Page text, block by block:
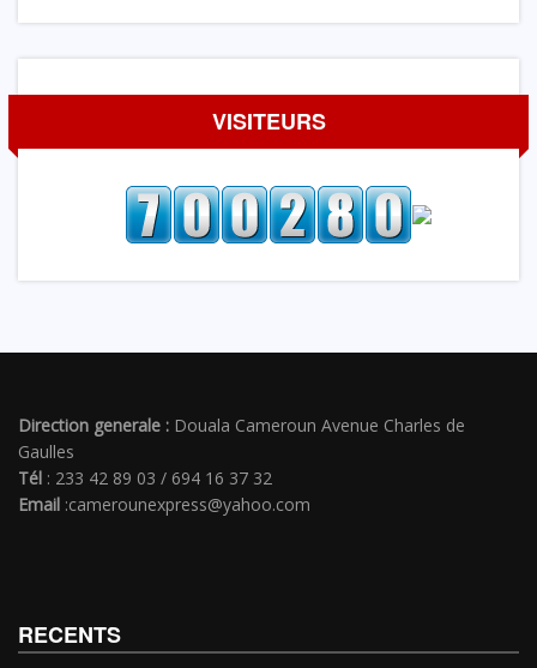
VISITEURS
Direction generale : Douala Cameroun Avenue Charles de
Gaulles
Tél : 233 42 89 03 / 694 16 37 32
Email :camerounexpress@yahoo.com
RECENTS